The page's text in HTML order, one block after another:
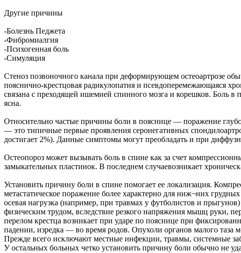
Другие причины
-Болезнь Педжета
-Фибромиалгия
-Психогенная боль
-Симуляция
Стеноз позвоночного канала при деформирующем остеоартрозе
пояснично-крестцовая радикулопатия и псевдоперемежающаяся
связана с преходящей ишемией спинного мозга и корешков. Боль
ясна.
Относительно частые причины боли в пояснице — поражение
— это типичные первые проявления серонегативных
достигает 2%). Данные симптомы могут преобладать и при
Остеопороз может вызывать боль в спине как за счет
замыкательных пластинок. В последнем случаевозникает
Установить причину боли в спине помогает ее локализация.
метастатическое поражение более характерно для ниж¬них
осевая нагрузка (например, при травмах у футболистов и
физическим трудом, вследствие резкого напряжения мышц руки,
перелом крестца возникает при ударе по пояснице при
падении, изредка — во время родов. Опухоли органов малого таза
Прежде всего исключают местные инфекции, травмы, системные
У остальных больных четко установить причину боли обычно не